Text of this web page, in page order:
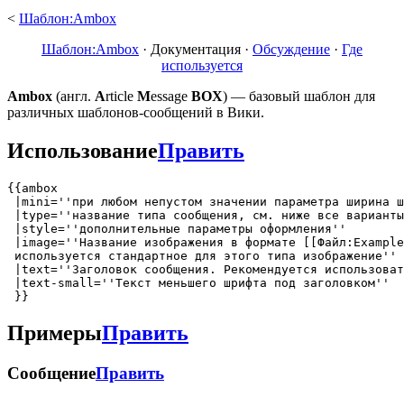
< Шаблон:Ambox
Шаблон:Ambox · Документация · Обсуждение · Где
используется
Ambox (англ. Article Message BOX) — базовый шаблон для
различных шаблонов-сообщений в Вики.
ИспользованиеПравить
{{ambox
|mini=''при любом непустом значении параметра ширина
|type=''название типа сообщения, см. ниже все
|style=''дополнительные параметры оформления''
|image=''Название изображения в формате
используется стандартное для этого типа изображение''
|text=''Заголовок сообщения. Рекомендуется
|text-small=''Текст меньшего шрифта под заголовком''
ПримерыПравить
СообщениеПравить